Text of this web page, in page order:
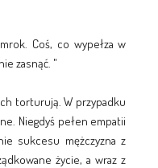
Coś, co wypełza w
zasnąć. "
torturują. W przypadku
Niegdyś pełen empatii
sukcesu mężczyzna z
życie, a wraz z